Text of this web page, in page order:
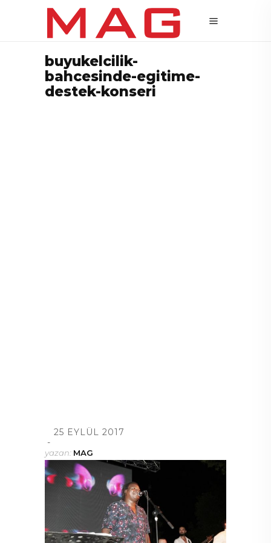
buyukelcilik-
bahcesinde-egitime-
destek-konseri
25 EYLÜL 2017
yazan: MAG